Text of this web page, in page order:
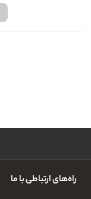
راه‌های ارتباطی با ما